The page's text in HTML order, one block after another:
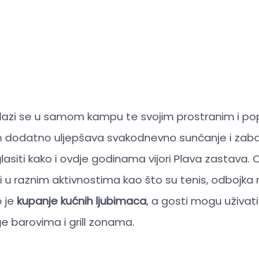
se u samom kampu te svojim prostranim i
uljepšava svakodnevno sunčanje i
kako i ovdje godinama vijori Plava zastava.
raznim aktivnostima kao što su tenis, odbojka
je kupanje kućnih ljubimaca, a gosti mogu
barovima i grill zonama.